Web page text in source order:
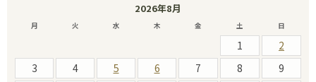
2026年8月
月 火 水 木 金 土 日
1
2
3
4 5 6 7 8
9